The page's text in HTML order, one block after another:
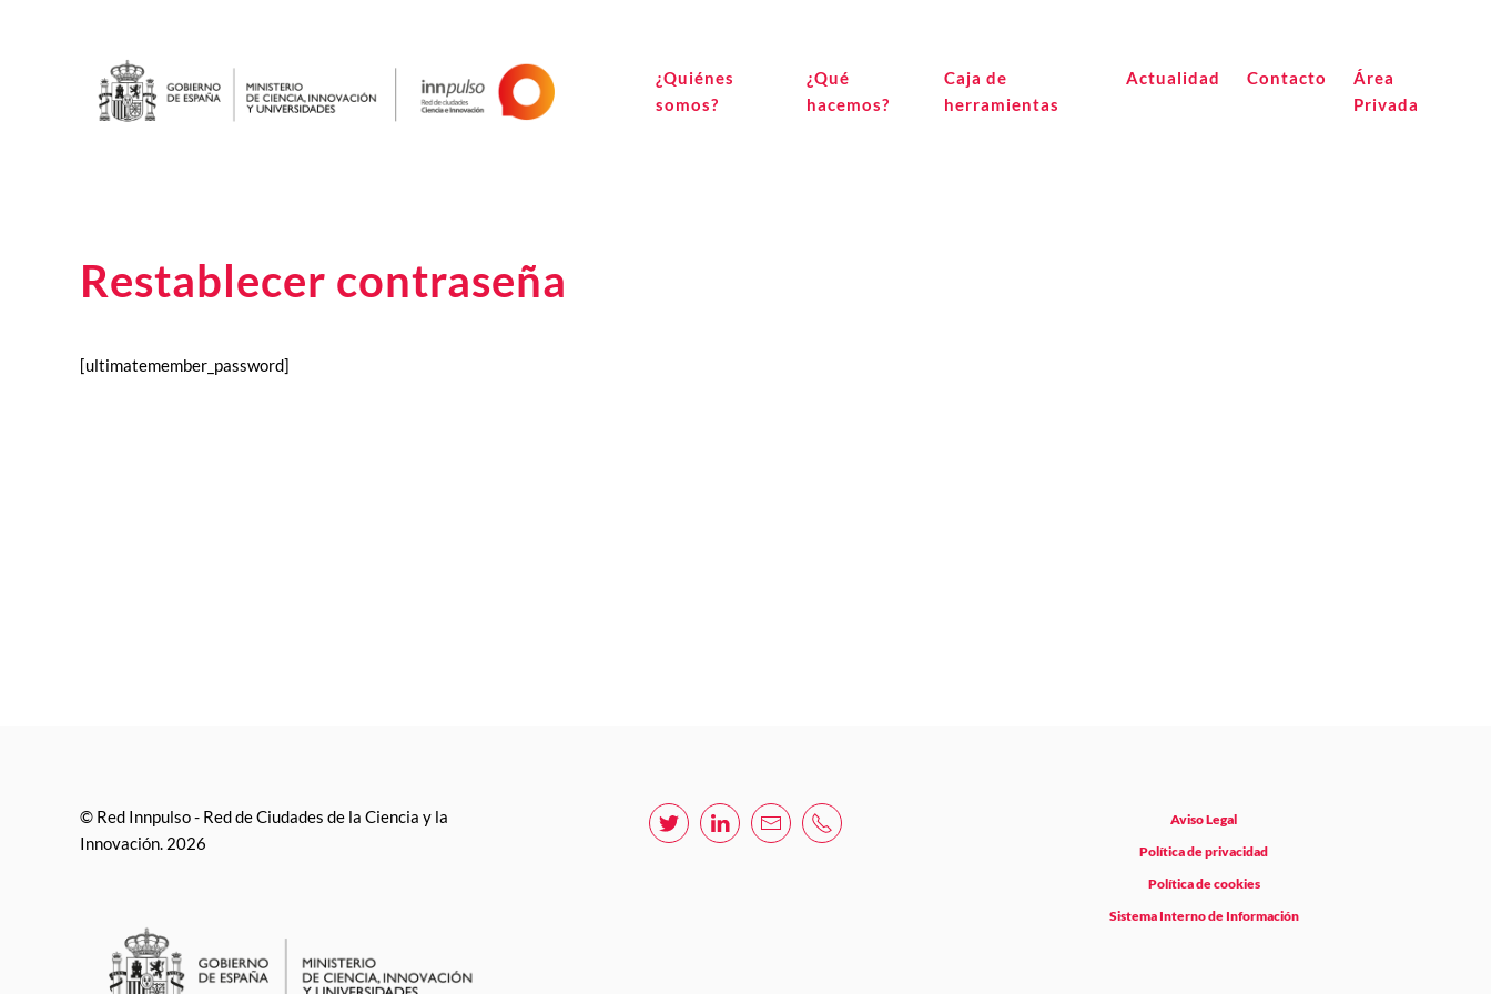
¿Quiénes
somos?
¿Qué
hacemos?
Caja de
herramientas
Actualidad Contacto
Área
Privada
Restablecer contraseña
[ultimatemember_password]
© Red Innpulso - Red de Ciudades de la Ciencia y la
Innovación. 2026
Aviso Legal
Política de privacidad
Política de cookies
Sistema Interno de Información